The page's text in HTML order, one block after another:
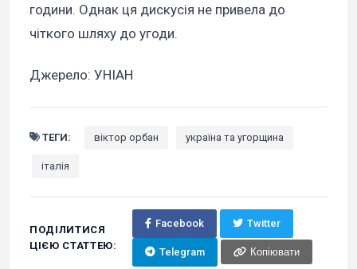
години. Однак ця дискусія не привела до
чіткого шляху до угоди.
Джерело: УНІАН
ТЕГИ: віктор орбан україна та угорщина
італія
ПОДІЛИТИСЯ
ЦІЄЮ СТАТТЕЮ:
Facebook Twitter
Telegram Копіювати